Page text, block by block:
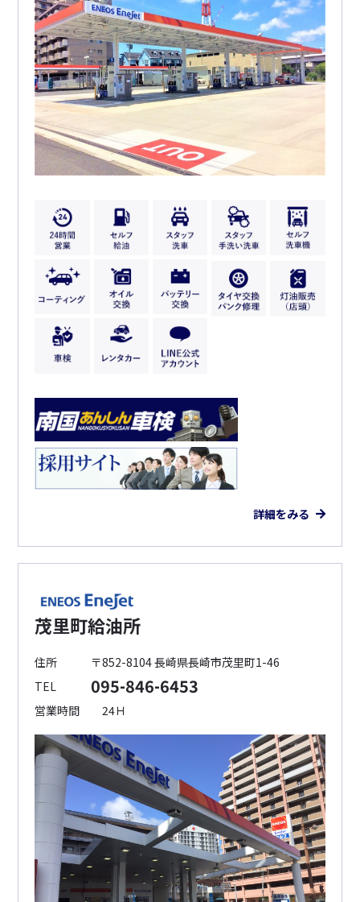
詳細をみる
茂里町給油所
住所
〒852-8104 長崎県長崎市茂里町1-46
TEL
095-846-6453
営業時間 24Ｈ